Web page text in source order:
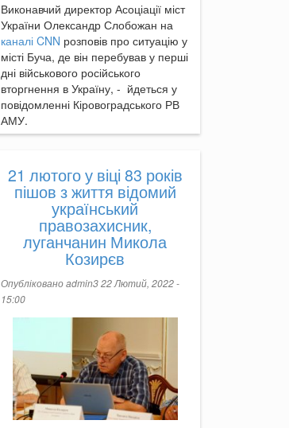
Виконавчий директор Асоціації міст
України Олександр Слобожан на
каналі CNN розповів про ситуацію у
місті Буча, де він перебував у перші
дні військового російського
вторгнення в Україну, - йдеться у
повідомленні Кіровоградського РВ
АМУ.
21 лютого у віці 83 років
пішов з життя відомий
український
правозахисник,
луганчанин Микола
Козирєв
Опублікованоadmin322 Лютий, 2022 -
15:00